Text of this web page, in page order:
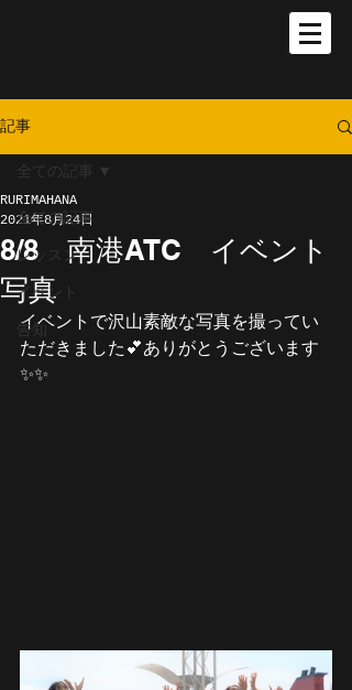
記事
全ての記事
レッスン
イベント
告知
全ての記事
8/8 南港ATC イベント
写真
RURIMAHANA
2021年8月24日
イベントで沢山素敵な写真を撮ってい
ただきました💕ありがとうございます
✨✨